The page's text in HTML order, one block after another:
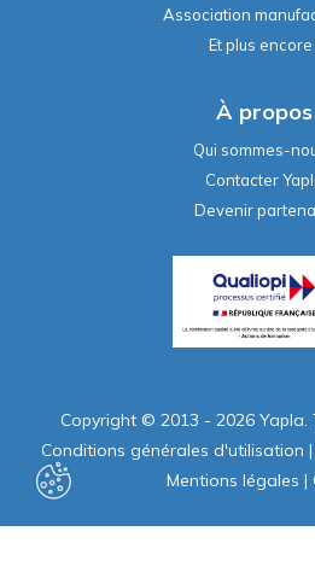
Association
Et plus encore
À propos
Qui sommes-
Contacter
Devenir
Copyright © 2013 - 2026 Yapla.
Conditions générales d'utilisation |
Mentions légales |